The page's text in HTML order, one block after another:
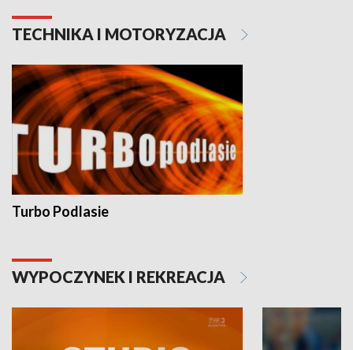
TECHNIKA I MOTORYZACJA
Turbo Podlasie
WYPOCZYNEK I REKREACJA